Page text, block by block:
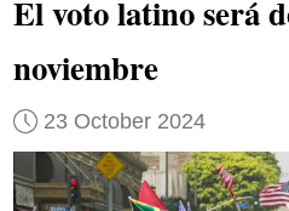
El voto latino será
noviembre
23 October 2024